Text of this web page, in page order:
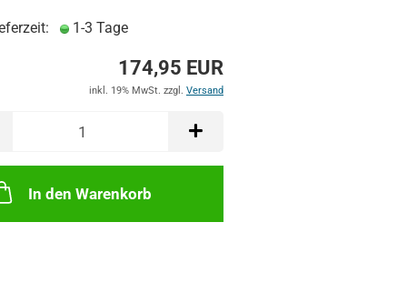
1-3 Tage
174,95 EUR
inkl. 19% MwSt. zzgl. Versand
In den Warenkorb